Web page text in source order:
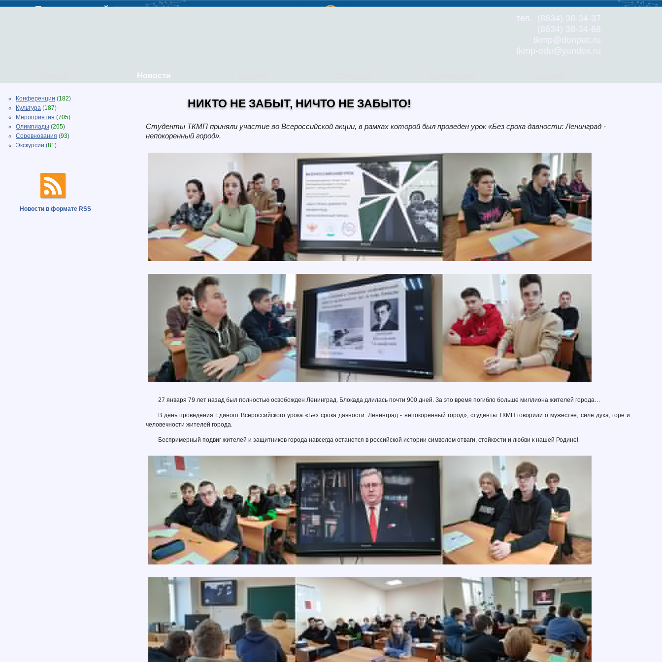
тел. (8634) 38-34-37
(8634) 38-34-68
tkmp@donpac.ru
tkmp-edu@yandex.ru
Новости
Конференции (182)
Культура (187)
Мероприятия (705)
Олимпиады (265)
Соревнования (93)
Экскурсии (81)
Новости в формате RSS
НИКТО НЕ ЗАБЫТ, НИЧТО НЕ ЗАБЫТО!
Cтуденты ТКМП приняли участие во Всероссийской акции, в рамках которой был проведен урок «Без срока давности: Ленинград -
непокоренный город».
27 января 79 лет назад был полностью освобожден Ленинград. Блокада длилась почти 900 дней. За это время погибло больше миллиона жителей города…
В день проведения Единого Всероссийского урока «Без срока давности: Ленинград - непокоренный город», студенты ТКМП говорили о мужестве, силе духа, горе и
человечности жителей города.
Беспримерный подвиг жителей и защитников города навсегда останется в российской истории символом отваги, стойкости и любви к нашей Родине!